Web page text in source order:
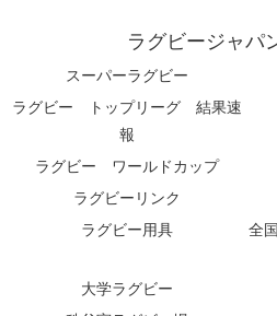
ラグビージャパ
スーパーラグビー
ラグビー トップリーグ 結果速
報
ラグビー ワールドカップ
ラグビーリンク
ラグビー用具
全
大学ラグビー